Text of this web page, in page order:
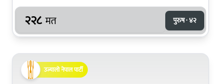
२२८ मत पुरुष · ४२
उज्यालो नेपाल पार्टी